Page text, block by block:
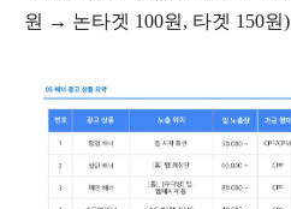
원 → 논타겟 100원, 타겟 150원)